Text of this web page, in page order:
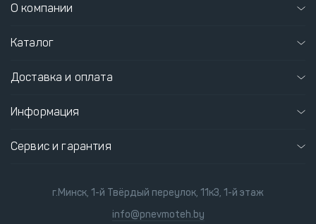
О компании
Каталог
Доставка и оплата
Информация
Сервис и гарантия
г.Минск, 1-й Твёрдый переулок, 11к3, 1-й этаж
info@pnevmoteh.by